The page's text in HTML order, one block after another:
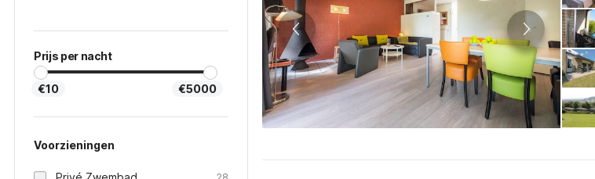
Prijs per nacht
€10 €5000
Voorzieningen